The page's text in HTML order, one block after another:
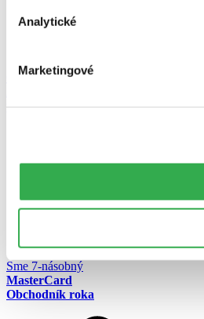
Analytické
Marketingové
Osobný odber
po celom Slovensku
Sme 7-násobný
MasterCard
Obchodník roka